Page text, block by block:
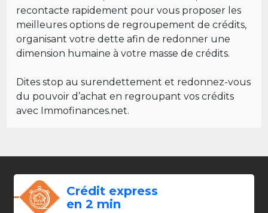
recontacte rapidement pour vous proposer les
meilleures options de regroupement de crédits,
organisant votre dette afin de redonner une
dimension humaine à votre masse de crédits.
Dites stop au surendettement et redonnez-vous
du pouvoir d’achat en regroupant vos crédits
avec Immofinances.net.
Crédit express
en 2 min